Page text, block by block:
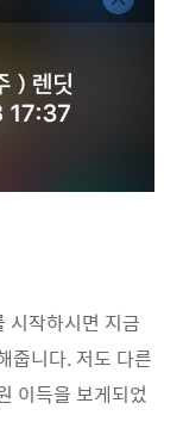
시작하시면 지금
줍니다. 저도 다른
이득을 보게되었